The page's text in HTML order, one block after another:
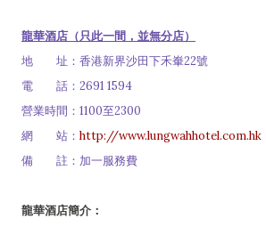
龍華酒店（只此一間，並無分店）
地 址：香港新界沙田下禾輋22號
電 話：2691 1594
營業時間：1100至2300
網 站： http://www.lungwahhotel.com.hk
備 註：加一服務費
龍華酒店簡介：